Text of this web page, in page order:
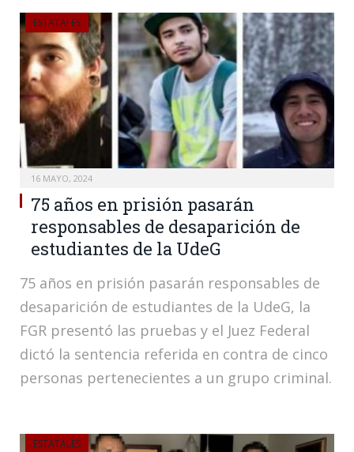
ESTATALES
16 MAYO, 2024
75 años en prisión pasarán
responsables de desaparición de
estudiantes de la UdeG
75 años en prisión pasarán responsables de
desaparición de estudiantes de la UdeG, la
FGR presentó las pruebas y el Juez Federal
dictó la sentencia referida en contra de cinco
personas pertenecientes a un grupo criminal.
ESTATALES